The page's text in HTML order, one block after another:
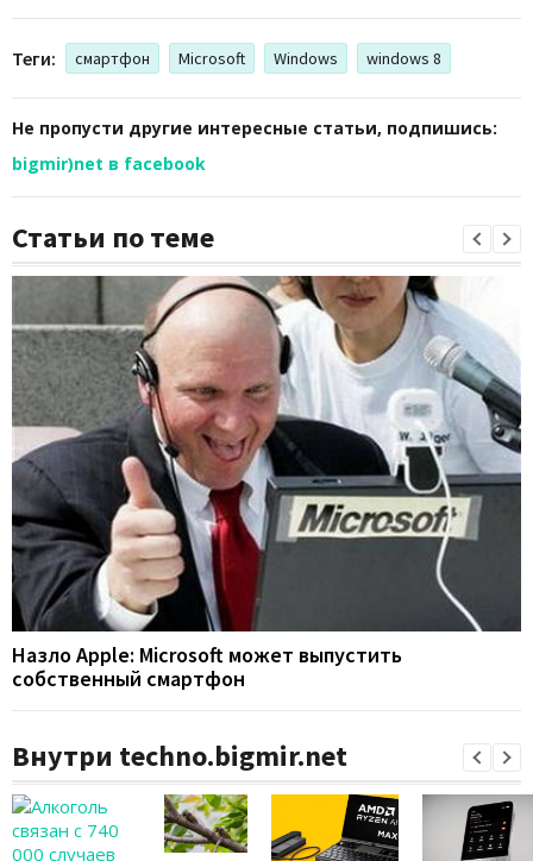
Теги: смартфон Microsoft Windows windows 8
Не пропусти другие интересные статьи, подпишись:
bigmir)net в facebook
Статьи по теме
Назло Apple: Microsoft может выпустить
собственный смартфон
Внутри techno.bigmir.net